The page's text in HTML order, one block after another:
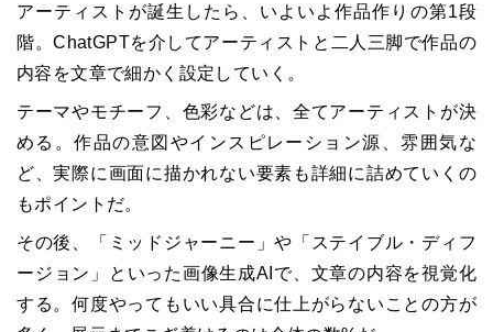
アーティストが誕生したら、いよいよ作品作りの第1段
階。ChatGPTを介してアーティストと二人三脚で作品の
内容を文章で細かく設定していく。
テーマやモチーフ、色彩などは、全てアーティストが決
める。作品の意図やインスピレーション源、雰囲気な
ど、実際に画面に描かれない要素も詳細に詰めていくの
もポイントだ。
その後、「ミッドジャーニー」や「ステイブル・ディフ
ージョン」といった画像生成AIで、文章の内容を視覚化
する。何度やってもいい具合に仕上がらないことの方が